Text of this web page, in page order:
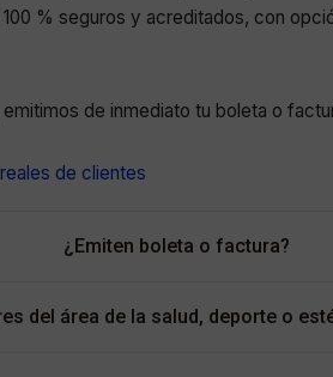
% seguros y acreditados, con
de inmediato tu boleta o
de clientes
¿Emiten boleta o factura?
del área de la salud, deporte o